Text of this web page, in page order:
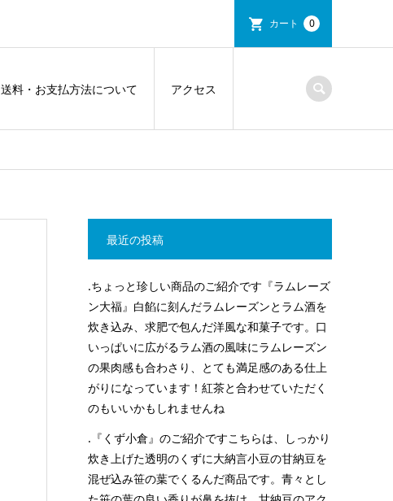
カート 0
送料・お支払方法について アクセス
最近の投稿
.ちょっと珍しい商品のご紹介です『ラムレーズ
ン大福』白餡に刻んだラムレーズンとラム酒を
炊き込み、求肥で包んだ洋風な和菓子です。口
いっぱいに広がるラム酒の風味にラムレーズン
の果肉感も合わさり、とても満足感のある仕上
がりになっています！紅茶と合わせていただく
のもいいかもしれませんね
.『くず小倉』のご紹介ですこちらは、しっかり
炊き上げた透明のくずに大納言小豆の甘納豆を
混ぜ込み笹の葉でくるんだ商品です。青々とし